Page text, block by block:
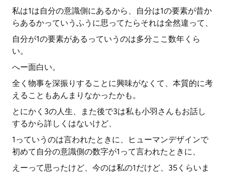
私は1は自分の意識側にあるから、自分は1の要素が昔か
らあるかっていうふうに思ってたらそれは全然違って、
自分が1の要素があるっていうのは多分ここ数年くら
い。
へー面白い。
全く物事を深振りすることに興味がなくて、本質的に考
えることもあんまりなかったかも。
とにかく3の人生、また後で3は私も小羽さんもお話し
するから詳しくはないけど、
1っていうのは言われたときに、ヒューマンデザインで
初めて自分の意識側の数字が1って言われたときに、
えーって思ったけど、今のは私の1だけど、35くらいま